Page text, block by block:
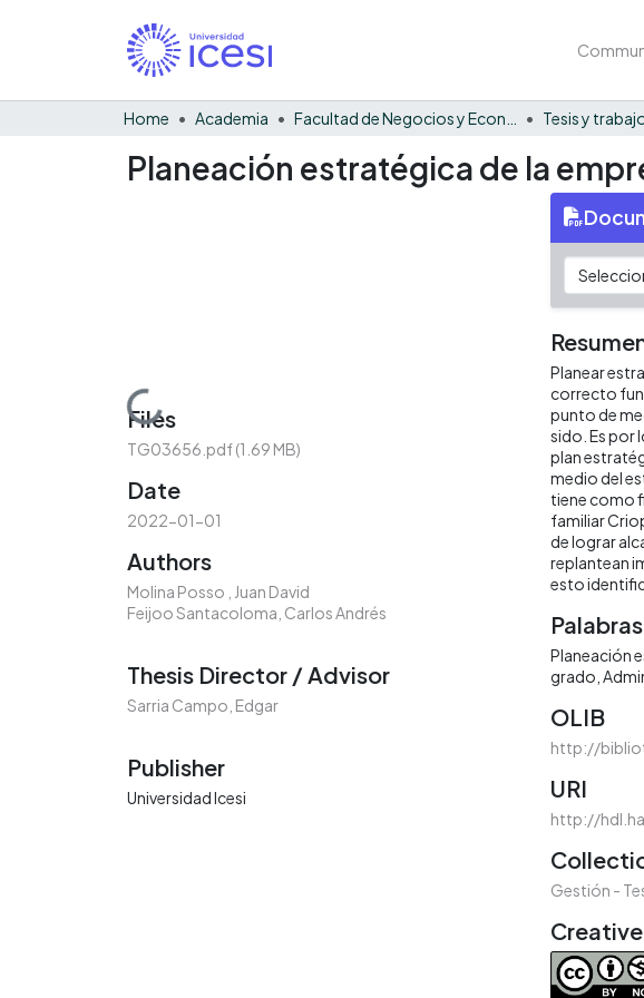
Home Academia Tesis y
Planeación estratégica de la
Loading...
Files
TG03656.pdf(1.69 MB)
Date
2022-01-01
Authors
Molina Posso , Juan David
Feijoo Santacoloma, Carlos Andrés
Thesis Director / Advisor
Sarria Campo, Edgar
Publisher
Universidad Icesi
Planear
correcto
punto de
sido. Es por
plan
medio del
tiene como
familiar
de lograr
replantean
esto
Planeación
grado
OLIB
http://
URI
http://
Gestión -